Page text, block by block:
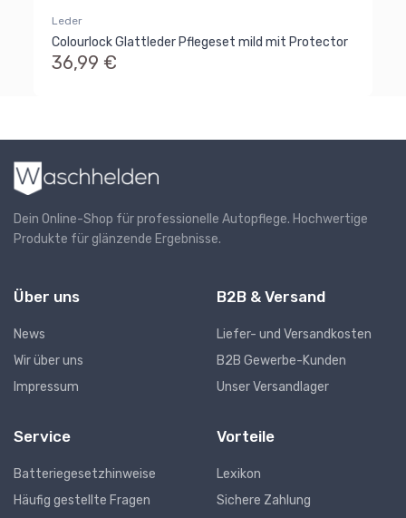
Leder
Colourlock Glattleder Pflegeset mild mit Protector
36,99 €
Dein Online-Shop für professionelle Autopflege. Hochwertige
Produkte für glänzende Ergebnisse.
Über uns
News
Wir über uns
Impressum
B2B & Versand
Liefer- und Versandkosten
B2B Gewerbe-Kunden
Unser Versandlager
Service
Batteriegesetzhinweise
Häufig gestellte Fragen
Vorteile
Lexikon
Sichere Zahlung